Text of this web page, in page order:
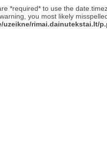
*required* to use the
you most likely
uzeikne/rimai.dainutekstai.lt/